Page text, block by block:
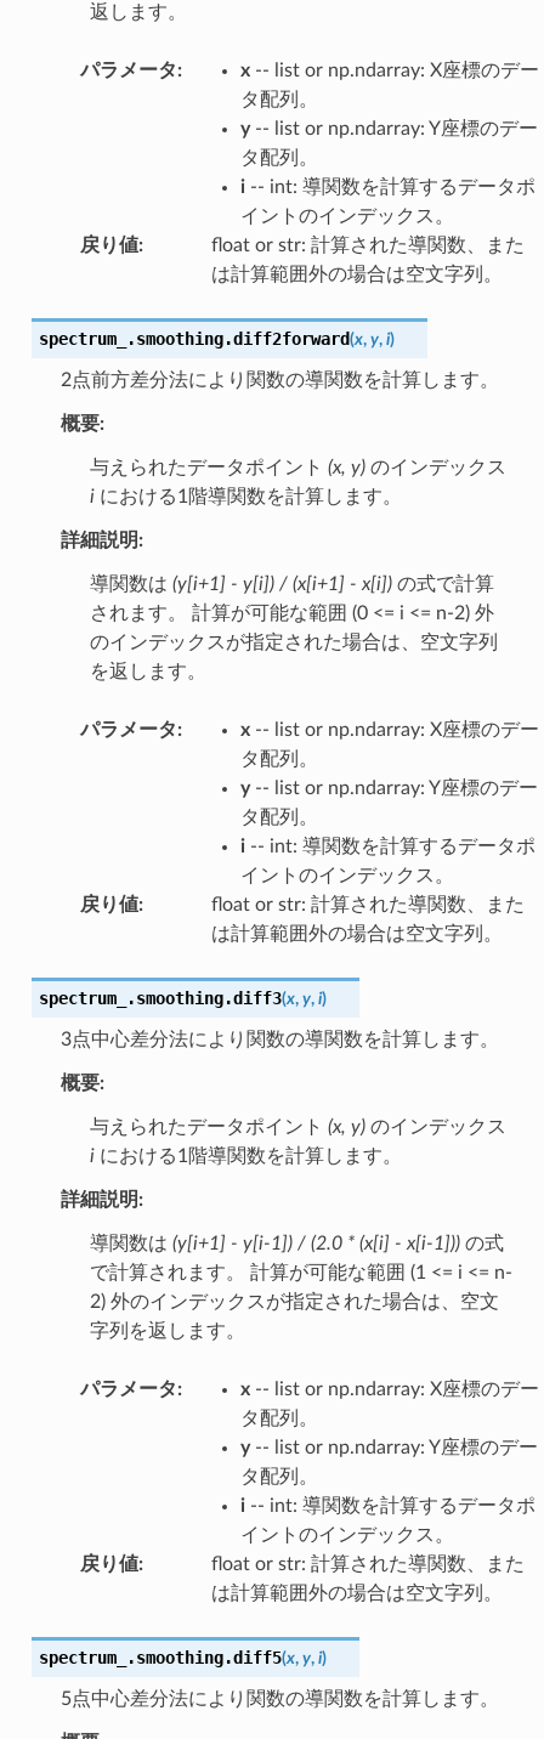
返します。
パラメータ: x-- list or np.ndarray: X座標のデー
タ配列。
y-- list or np.ndarray: Y座標のデー
タ配列。
i-- int: 導関数を計算するデータポ
イントのインデックス。
戻り値:
float or str: 計算された導関数、また
は計算範囲外の場合は空文字列。
spectrum_.smoothing.diff2forward(x, y, i)
2点前方差分法により関数の導関数を計算します。
概要:
与えられたデータポイント (x, y)のインデックス
iにおける1階導関数を計算します。
詳細説明:
導関数は (y[i+1] - y[i]) / (x[i+1] - x[i])の式で計算
されます。 計算が可能な範囲 (0 <= i <= n-2) 外
のインデックスが指定された場合は、空文字列
を返します。
パラメータ: x-- list or np.ndarray: X座標のデー
タ配列。
y-- list or np.ndarray: Y座標のデー
タ配列。
i-- int: 導関数を計算するデータポ
イントのインデックス。
戻り値:
float or str: 計算された導関数、また
は計算範囲外の場合は空文字列。
spectrum_.smoothing.diff3(x, y, i)
3点中心差分法により関数の導関数を計算します。
概要:
与えられたデータポイント (x, y)のインデックス
iにおける1階導関数を計算します。
詳細説明:
導関数は (y[i+1] - y[i-1]) / (2.0 * (x[i] - x[i-1]))の式
で計算されます。 計算が可能な範囲 (1 <= i <= n-
2) 外のインデックスが指定された場合は、空文
字列を返します。
パラメータ: x-- list or np.ndarray: X座標のデー
タ配列。
y-- list or np.ndarray: Y座標のデー
タ配列。
i-- int: 導関数を計算するデータポ
イントのインデックス。
戻り値:
float or str: 計算された導関数、また
は計算範囲外の場合は空文字列。
spectrum_.smoothing.diff5(x, y, i)
5点中心差分法により関数の導関数を計算します。